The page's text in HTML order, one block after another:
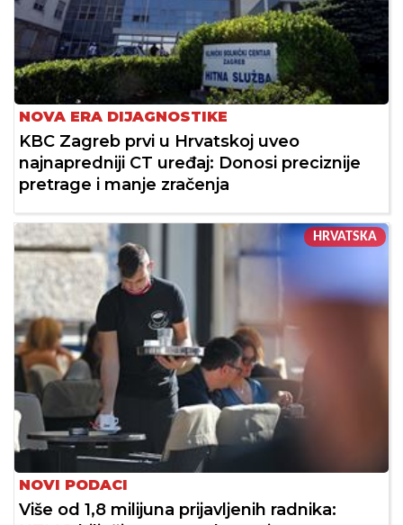
NOVA ERA DIJAGNOSTIKE
KBC Zagreb prvi u Hrvatskoj uveo
najnapredniji CT uređaj: Donosi preciznije
pretrage i manje zračenja
HRVATSKA
NOVI PODACI
Više od 1,8 milijuna prijavljenih radnika: